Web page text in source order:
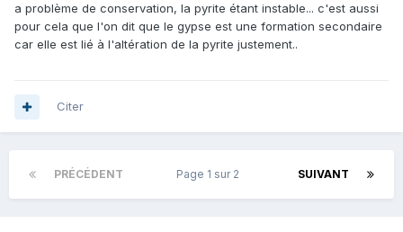
a problème de conservation, la pyrite étant instable... c'est aussi
pour cela que l'on dit que le gypse est une formation secondaire
car elle est lié à l'altération de la pyrite justement..
Citer
PRÉCÉDENT SUIVANT
Page 1 sur 2